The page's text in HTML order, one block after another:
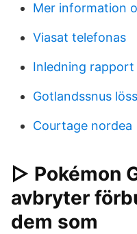
Mer information
Viasat telefonas
Inledning rapport
Gotlandssnus
Courtage nordea
▷ Pokémon
avbryter
dem som